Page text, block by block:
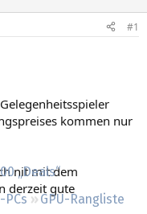
„Deals“
PCs
GPU-Rangliste
#1
kommen nur
nit mit dem
derzeit gute